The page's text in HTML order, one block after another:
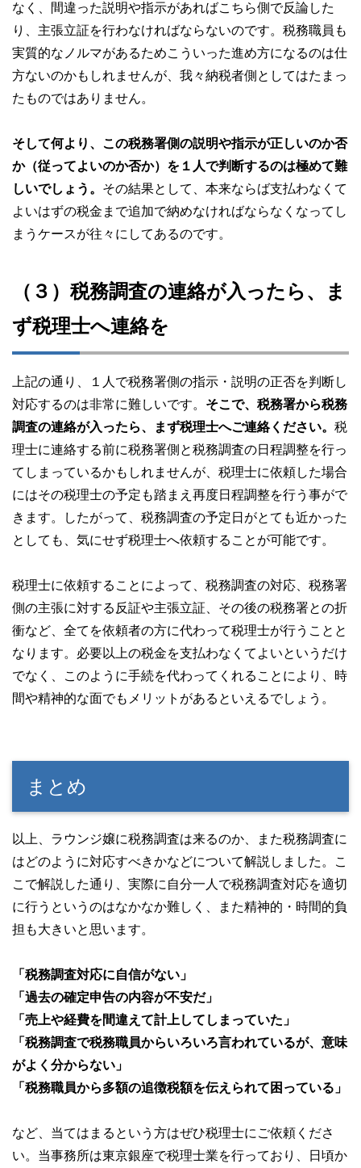
なく、間違った説明や指示があればこちら側で反論した
り、主張立証を行わなければならないのです。税務職員も
実質的なノルマがあるためこういった進め方になるのは仕
方ないのかもしれませんが、我々納税者側としてはたまっ
たものではありません。
そして何より、この税務署側の説明や指示が正しいのか否
か（従ってよいのか否か）を１人で判断するのは極めて難
しいでしょう。 その結果として、本来ならば支払わなくて
よいはずの税金まで追加で納めなければならなくなってし
まうケースが往々にしてあるのです。
（３）税務調査の連絡が入ったら、ま
ず税理士へ連絡を
上記の通り、１人で税務署側の指示・説明の正否を判断し
対応するのは非常に難しいです。 そこで、税務署から税務
調査の連絡が入ったら、まず税理士へご連絡ください。 税
理士に連絡する前に税務署側と税務調査の日程調整を行っ
てしまっているかもしれませんが、税理士に依頼した場合
にはその税理士の予定も踏まえ再度日程調整を行う事がで
きます。したがって、税務調査の予定日がとても近かった
としても、気にせず税理士へ依頼することが可能です。
税理士に依頼することによって、税務調査の対応、税務署
側の主張に対する反証や主張立証、その後の税務署との折
衝など、全てを依頼者の方に代わって税理士が行うことと
なります。必要以上の税金を支払わなくてよいというだけ
でなく、このように手続を代わってくれることにより、時
間や精神的な面でもメリットがあるといえるでしょう。
まとめ
以上、ラウンジ嬢に税務調査は来るのか、また税務調査に
はどのように対応すべきかなどについて解説しました。こ
こで解説した通り、実際に自分一人で税務調査対応を適切
に行うというのはなかなか難しく、また精神的・時間的負
担も大きいと思います。
「税務調査対応に自信がない」
「過去の確定申告の内容が不安だ」
「売上や経費を間違えて計上してしまっていた」
「税務調査で税務職員からいろいろ言われているが、意味
がよく分からない」
「税務職員から多額の追徴税額を伝えられて困っている」
など、当てはまるという方はぜひ税理士にご依頼くださ
い。当事務所は東京銀座で税理士業を行っており、日頃か